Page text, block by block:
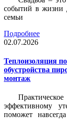
событий в жизни
семьи
Подробнее
02.07.2026
Теплоизоляция
обустройства
монтаж
эффективному
поможет